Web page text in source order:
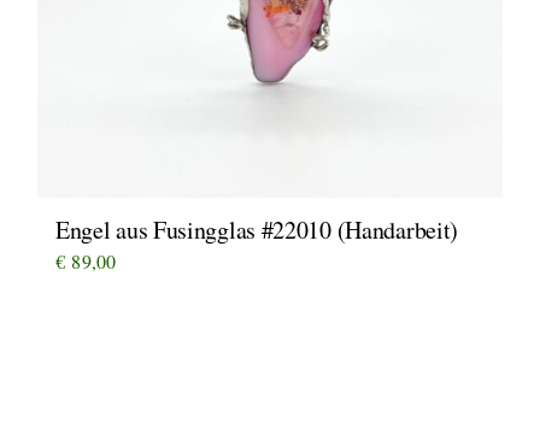
Engel aus Fusingglas #22010 (Handarbeit)
€ 89,00